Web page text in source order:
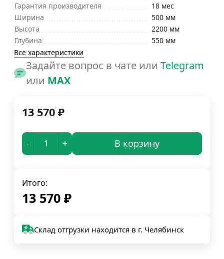
Гарантия производителя
18 мес
Ширина
500 мм
Высота
2200 мм
Глубина
550 мм
Все характеристики
Задайте вопрос в чате или Telegram
или MAX
13 570 ₽
- + В корзину
Итого:
13 570 ₽
Склад отгрузки находится в г. Челябинск